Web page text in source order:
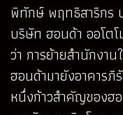
พิทักษ์ พฤทธิสาริกร
บริษัท ฮอนด้า ออโต
ว่า การย้ายสำนักงา
ฮอนด้ามายังอาคารภิ
หนึ่งก้าวสำคัญของฮ